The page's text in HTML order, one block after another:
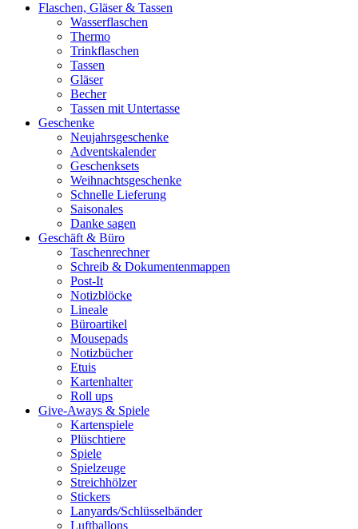
Flaschen, Gläser & Tassen
Wasserflaschen
Thermo
Trinkflaschen
Tassen
Gläser
Becher
Tassen mit Untertasse
Geschenke
Neujahrsgeschenke
Adventskalender
Geschenksets
Weihnachtsgeschenke
Schnelle Lieferung
Saisonales
Danke sagen
Geschäft & Büro
Taschenrechner
Schreib & Dokumentenmappen
Post-It
Notizblöcke
Lineale
Büroartikel
Mousepads
Notizbücher
Etuis
Kartenhalter
Roll ups
Give-Aways & Spiele
Kartenspiele
Plüschtiere
Spiele
Spielzeuge
Streichhölzer
Stickers
Lanyards/Schlüsselbänder
Luftballons